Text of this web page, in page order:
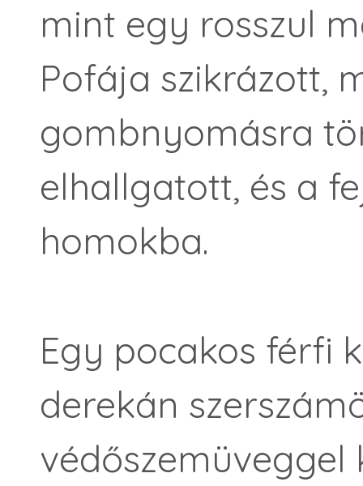
mint egy rosszul
Pofája szikrázott,
gombnyomásra
elhallgatott, és a
homokba.
Egy pocakos férfi
derekán
védőszemüveggel